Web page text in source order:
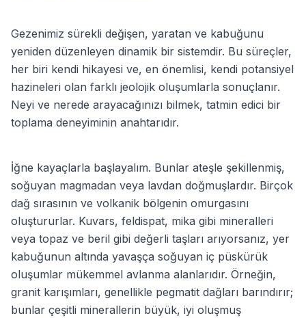
Gezenimiz sürekli değişen, yaratan ve kabuğunu
yeniden düzenleyen dinamik bir sistemdir. Bu süreçler,
her biri kendi hikayesi ve, en önemlisi, kendi potansiyel
hazineleri olan farklı jeolojik oluşumlarla sonuçlanır.
Neyi ve nerede arayacağınızı bilmek, tatmin edici bir
toplama deneyiminin anahtarıdır.
İğne kayaçlarla başlayalım. Bunlar ateşle şekillenmiş,
soğuyan magmadan veya lavdan doğmuşlardır. Birçok
dağ sırasının ve volkanik bölgenin omurgasını
oluştururlar. Kuvars, feldispat, mika gibi mineralleri
veya topaz ve beril gibi değerli taşları arıyorsanız, yer
kabuğunun altında yavaşça soğuyan iç püskürük
oluşumlar mükemmel avlanma alanlarıdır. Örneğin,
granit karışımları, genellikle pegmatit dağları barındırır;
bunlar çeşitli minerallerin büyük, iyi oluşmuş